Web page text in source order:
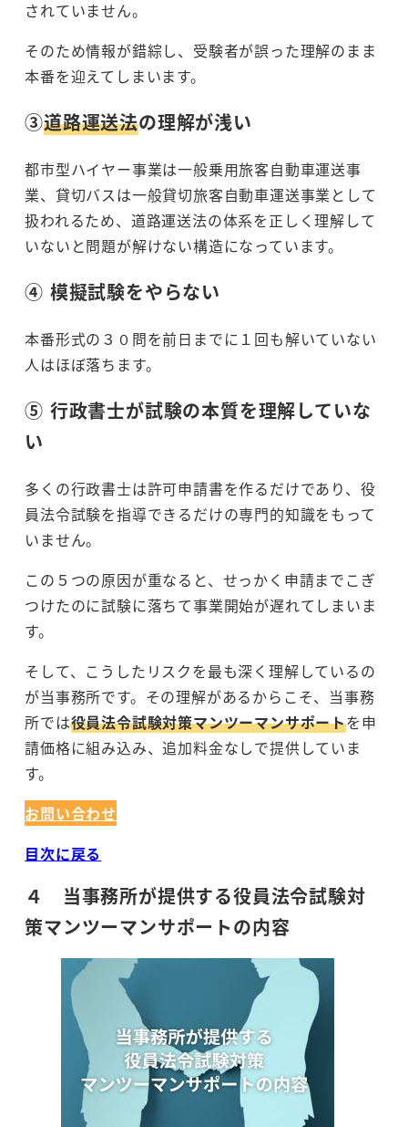
されていません。
そのため情報が錯綜し、受験者が誤った理解のまま
本番を迎えてしまいます。
③道路運送法の理解が浅い
都市型ハイヤー事業は一般乗用旅客自動車運送事
業、貸切バスは一般貸切旅客自動車運送事業として
扱われるため、道路運送法の体系を正しく理解して
いないと問題が解けない構造になっています。
④ 模擬試験をやらない
本番形式の３０問を前日までに１回も解いていない
人はほぼ落ちます。
⑤ 行政書士が試験の本質を理解していな
い
多くの行政書士は許可申請書を作るだけであり、役
員法令試験を指導できるだけの専門的知識をもって
いません。
この５つの原因が重なると、せっかく申請までこぎ
つけたのに試験に落ちて事業開始が遅れてしまいま
す。
そして、こうしたリスクを最も深く理解しているの
が当事務所です。その理解があるからこそ、当事務
所では役員法令試験対策マンツーマンサポートを申
請価格に組み込み、追加料金なしで提供していま
す。
お問い合わせ
目次に戻る
４ 当事務所が提供する役員法令試験対
策マンツーマンサポートの内容